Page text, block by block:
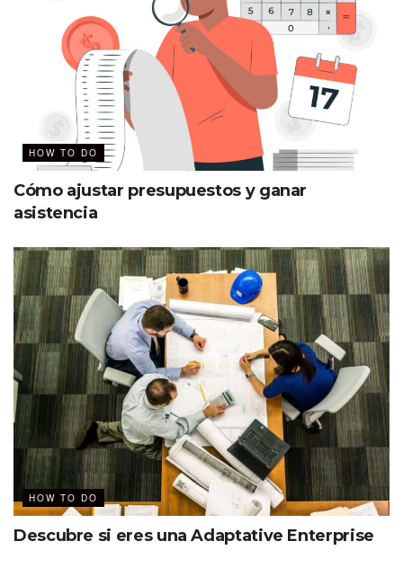
HOW TO DO
Cómo ajustar presupuestos y ganar
asistencia
HOW TO DO
Descubre si eres una Adaptative Enterprise